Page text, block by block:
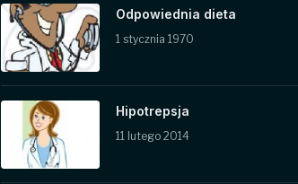
Odpowiednia dieta
1 stycznia 1970
Hipotrepsja
11 lutego 2014